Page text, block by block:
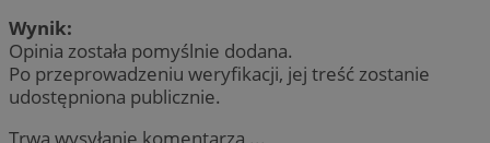
Wynik:
Opinia została pomyślnie dodana.
Po przeprowadzeniu weryfikacji, jej treść zostanie
udostępniona publicznie.